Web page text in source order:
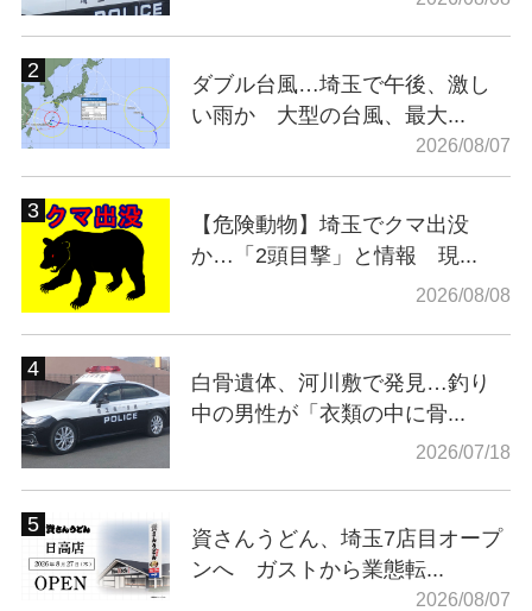
ダブル台風…埼玉で午後、激し
い雨か 大型の台風、最大...
2026/08/07
【危険動物】埼玉でクマ出没
か…「2頭目撃」と情報 現...
2026/08/08
白骨遺体、河川敷で発見…釣り
中の男性が「衣類の中に骨...
2026/07/18
資さんうどん、埼玉7店目オープ
ンへ ガストから業態転...
2026/08/07